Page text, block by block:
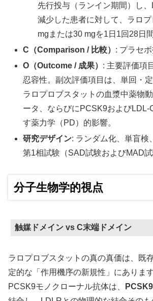
先行投与（ランイン期間）し
減少した患者に対して、ラロ
mgまたは30 mgを1日1回28日
C（Comparison / 比較） : プラセ
O（Outcome / 成果） : 主要評価項
忍容性。副次評価項目は、単回・
ラロプロブスタットの血漿中薬物
ータ、ならびにPCSK9およびLDL-
す薬力学（PD）的影響。
研究デザイン: ランダム化、単盲検
第1相試験（SAD試験およびMAD試
分子生物学的視点
触媒ドメイン vs C末端ドメイン
ラロプロブスタットの真の真価は、既
定的な「作用機序の新規性」にありま
PCSK9モノクローナル抗体は、